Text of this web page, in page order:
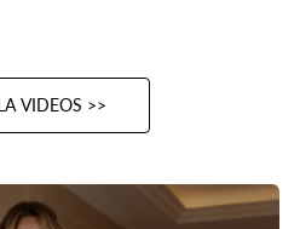
VIDEOS >>